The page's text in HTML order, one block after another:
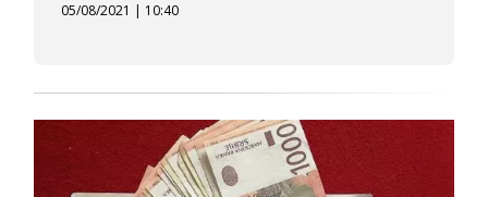
05/08/2021 | 10:40